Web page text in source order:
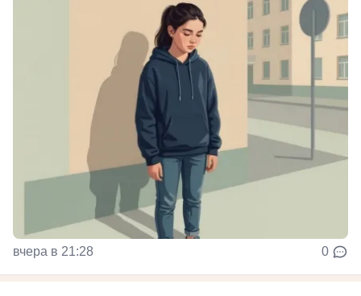
вчера в 21:28 0